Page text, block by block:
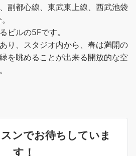
副都心線、東武東上線、西武池袋
ビルの5Fです。
り、スタジオ内から、春は満開の
を眺めることが出来る開放的な空
ンでお待ちしていま
す！